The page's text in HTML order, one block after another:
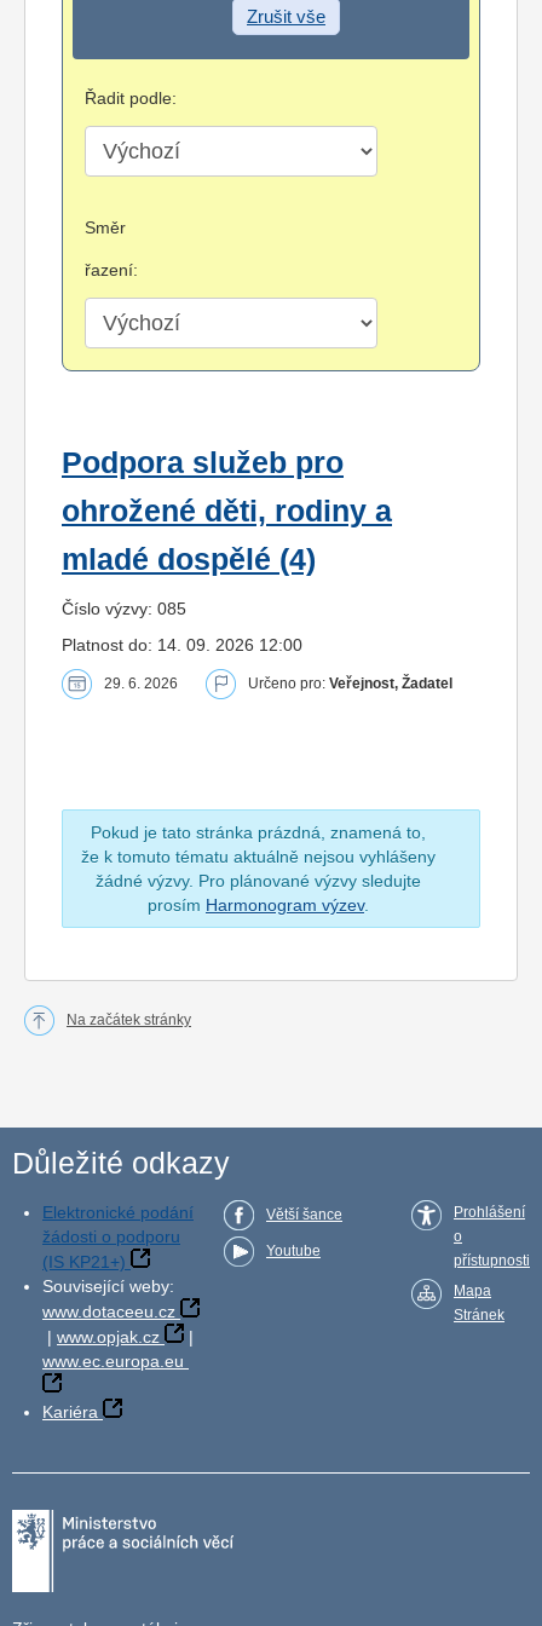
Zrušit vše
Řadit podle:
Směr
řazení:
Podpora služeb pro
ohrožené děti, rodiny a
mladé dospělé (4)
Číslo výzvy: 085
Platnost do: 14. 09. 2026 12:00
29. 6. 2026 Určeno pro: Veřejnost, Žadatel
Pokud je tato stránka prázdná, znamená to,
že k tomuto tématu aktuálně nejsou vyhlášeny
žádné výzvy. Pro plánované výzvy sledujte
prosím Harmonogram výzev.
Na začátek stránky
Důležité odkazy
Elektronické podání
žádosti o podporu
(IS KP21+)
Související weby:
www.dotaceeu.cz
| www.opjak.cz
|
www.ec.europa.eu
Kariéra
Větší šance
Youtube
Prohlášení
o
přístupnosti
Mapa
Stránek